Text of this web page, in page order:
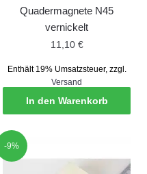
Quadermagnete N45
vernickelt
11,10 €
Enthält 19% Umsatzsteuer, zzgl.
Versand
In den Warenkorb
-9%